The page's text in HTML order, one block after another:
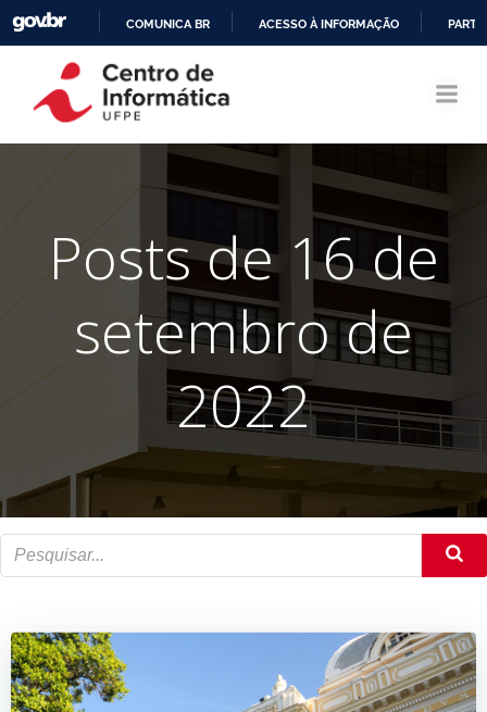
CONTEÚDO
COMUNICA BR ACESSO À INFORMAÇÃO
Posts de 16 de
setembro de
2022